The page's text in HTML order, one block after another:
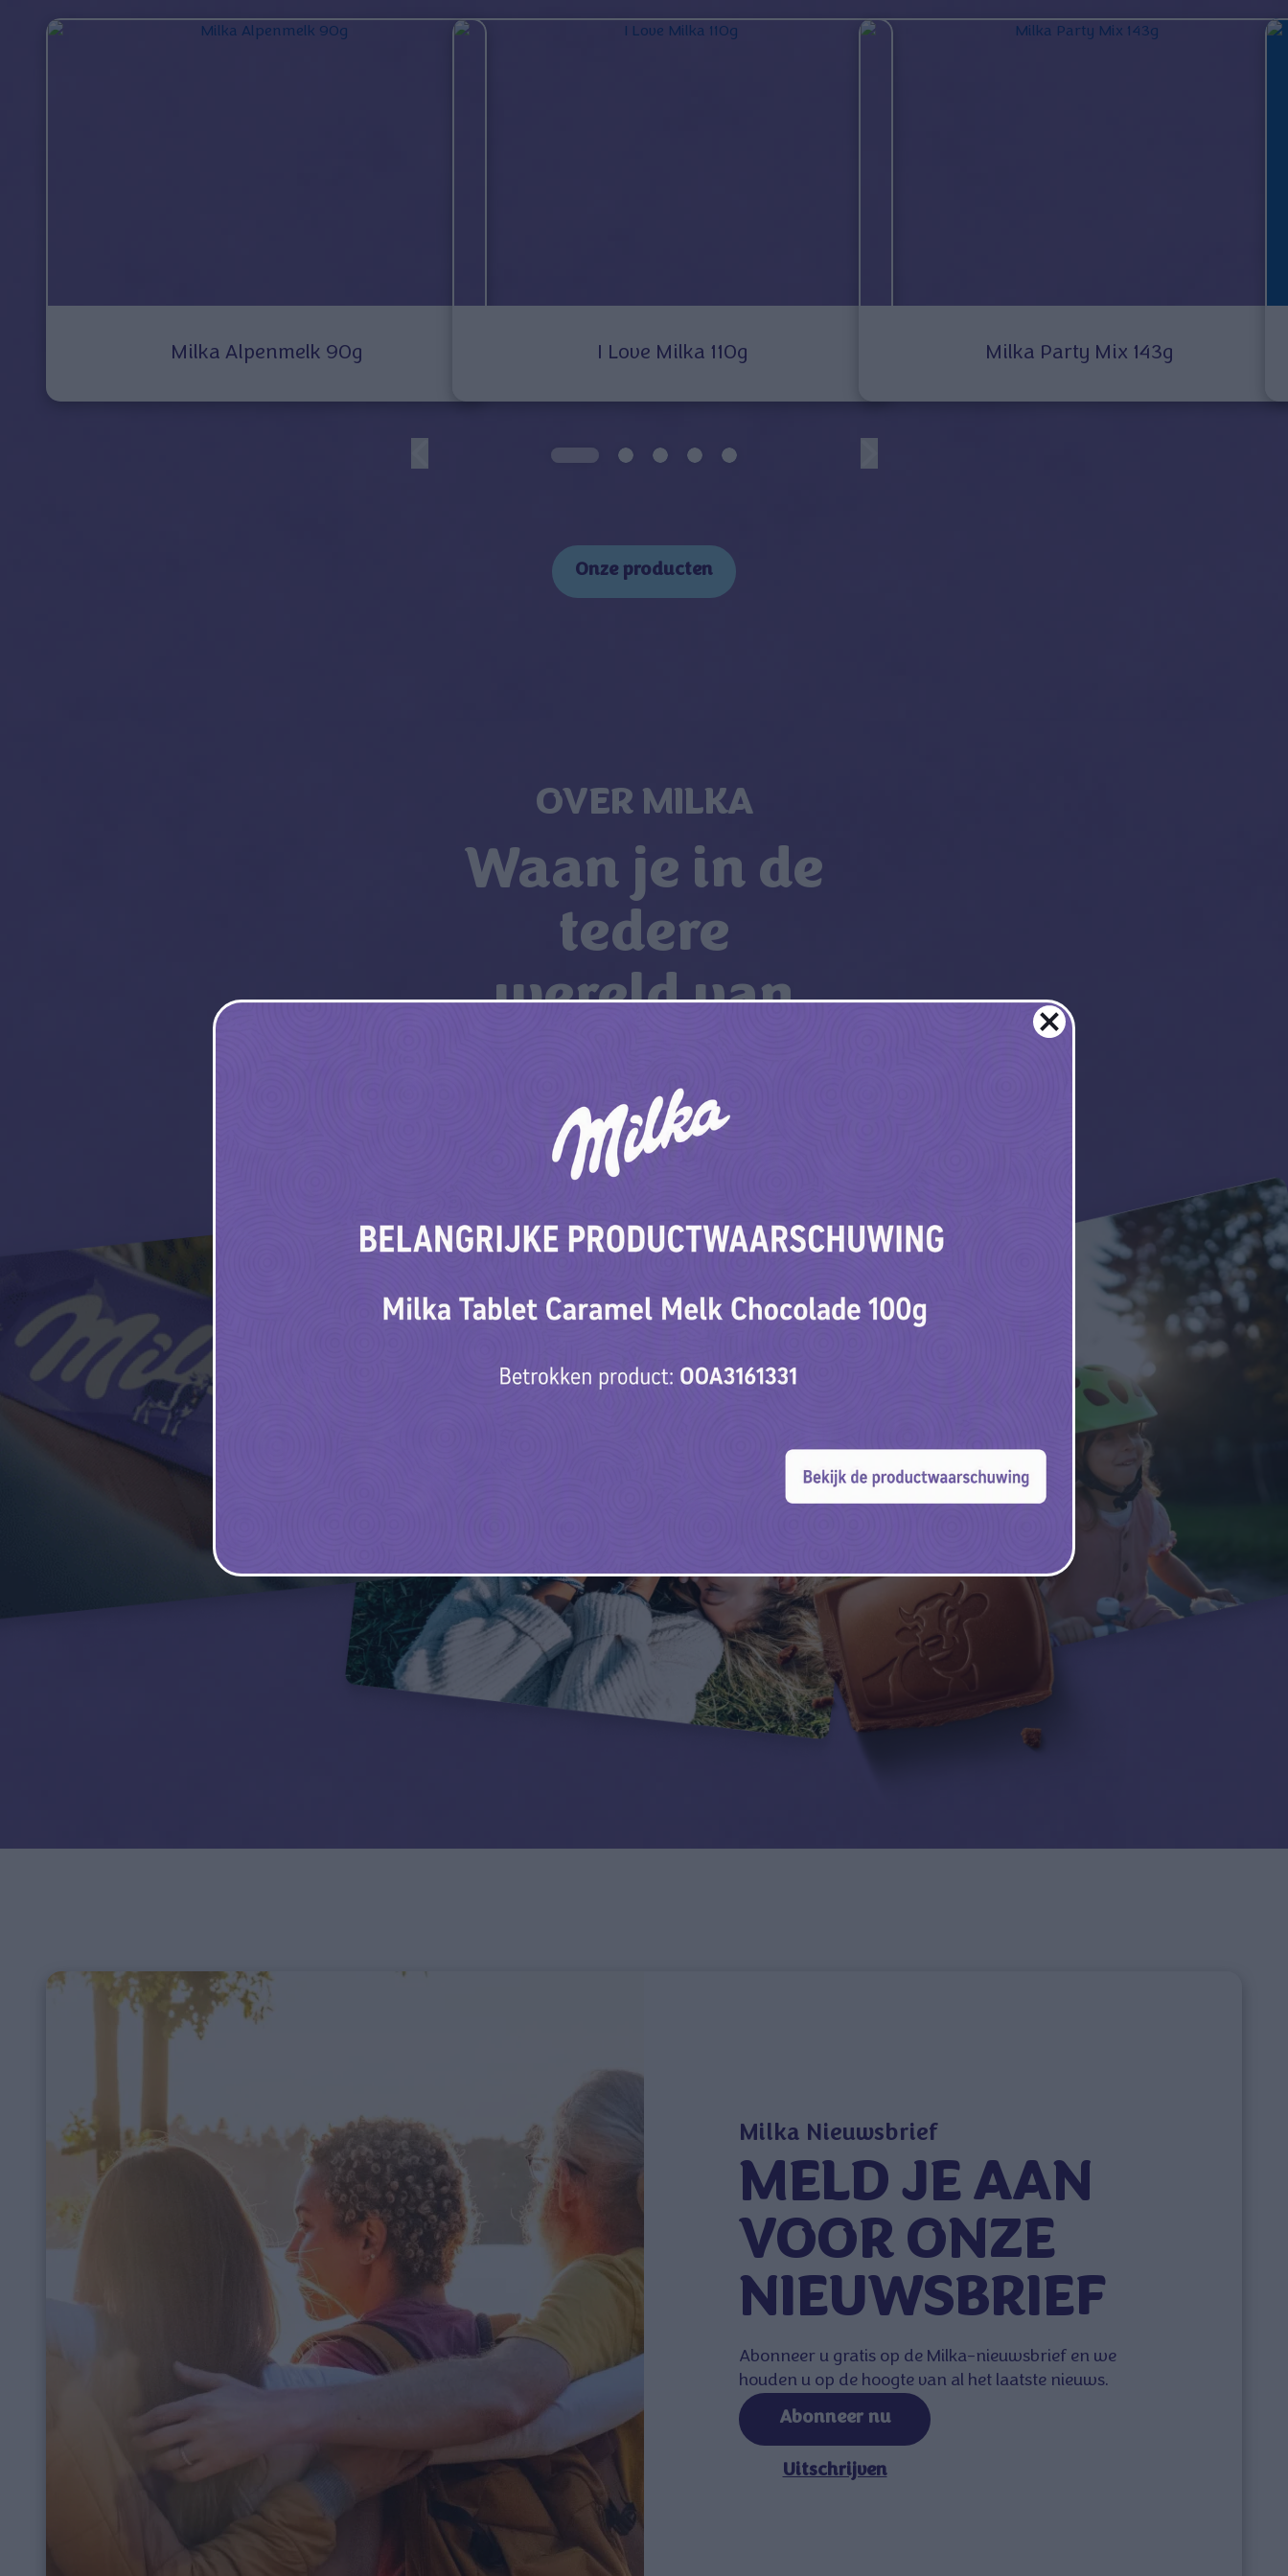
Milka Alpenmelk 90g I Love Milka 110g Milka Party Mix 143g
Onze producten
OVER MILKA
Waan je in de
tedere
wereld van
chocolade
Milka Nieuwsbrief
MELD JE AAN
VOOR ONZE
NIEUWSBRIEF
Abonneer u gratis op de Milka-nieuwsbrief en we
houden u op de hoogte van al het laatste nieuws.
Abonneer nu
Uitschrijven